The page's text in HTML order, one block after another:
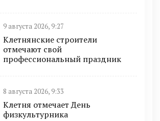
9 августа 2026, 9:27
Клетнянские строители
отмечают свой
профессиональный праздник
8 августа 2026, 9:33
Клетня отмечает День
физкультурника